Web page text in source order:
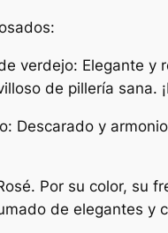
verdejo: Elegante
de pillería sana.
Descarado y
Por su color, su
de elegantes y